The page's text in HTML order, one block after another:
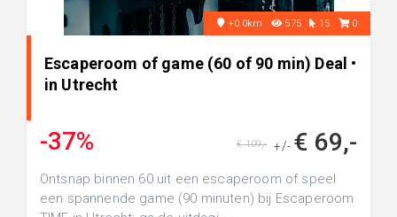
+0.0km 575 15 0
Escaperoom of game (60 of 90 min) Deal •
in Utrecht
-37% +/- € 69,-
€ 109,-
Ontsnap binnen 60 uit een escaperoom of speel
een spannende game (90 minuten) bij Escaperoom